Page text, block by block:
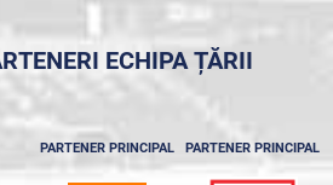
ECHIPA ȚĂRII
PARTENER PRINCIPAL PARTENER PRINCIPAL